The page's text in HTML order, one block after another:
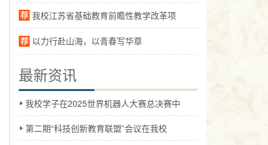
我校江苏省基础教育前瞻性教学改革项
以力行赴山海，以青春写华章
最新资讯
我校学子在2025世界机器人大赛总决赛中
第二期“科技创新教育联盟”会议在我校